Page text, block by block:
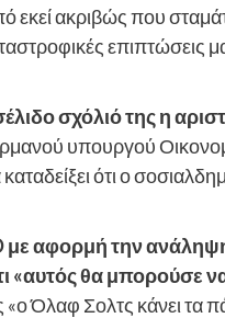
εκεί ακριβώς που
σχόλιό της η
υπουργού
ότι ο
με αφορμή την
θα μπορούσε
Όλαφ Σολτς κάνει τα